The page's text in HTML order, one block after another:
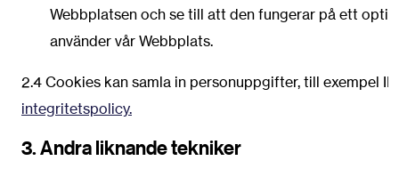
Webbplatsen och se till att den fungerar på ett
använder vår Webbplats.
2.4 Cookies kan samla in personuppgifter, till exempel
integritetspolicy.
3. Andra liknande tekniker